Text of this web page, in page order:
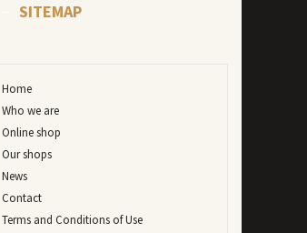
SITEMAP
Home
Who we are
Online shop
Our shops
News
Contact
Terms and Conditions of Use